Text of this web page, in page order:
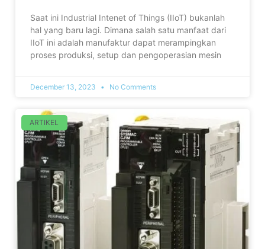
Saat ini Industrial Intenet of Things (IIoT) bukanlah
hal yang baru lagi. Dimana salah satu manfaat dari
IIoT ini adalah manufaktur dapat merampingkan
proses produksi, setup dan pengoperasian mesin
December 13, 2023 No Comments
ARTIKEL